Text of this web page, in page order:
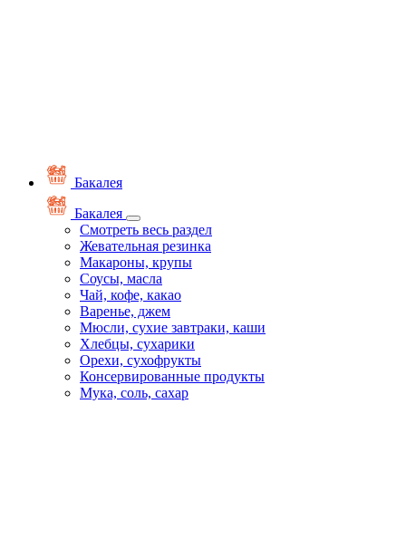
Бакалея
Бакалея
Смотреть весь раздел
Жевательная резинка
Макароны, крупы
Соусы, масла
Чай, кофе, какао
Варенье, джем
Мюсли, сухие завтраки, каши
Хлебцы, сухарики
Орехи, сухофрукты
Консервированные продукты
Мука, соль, сахар